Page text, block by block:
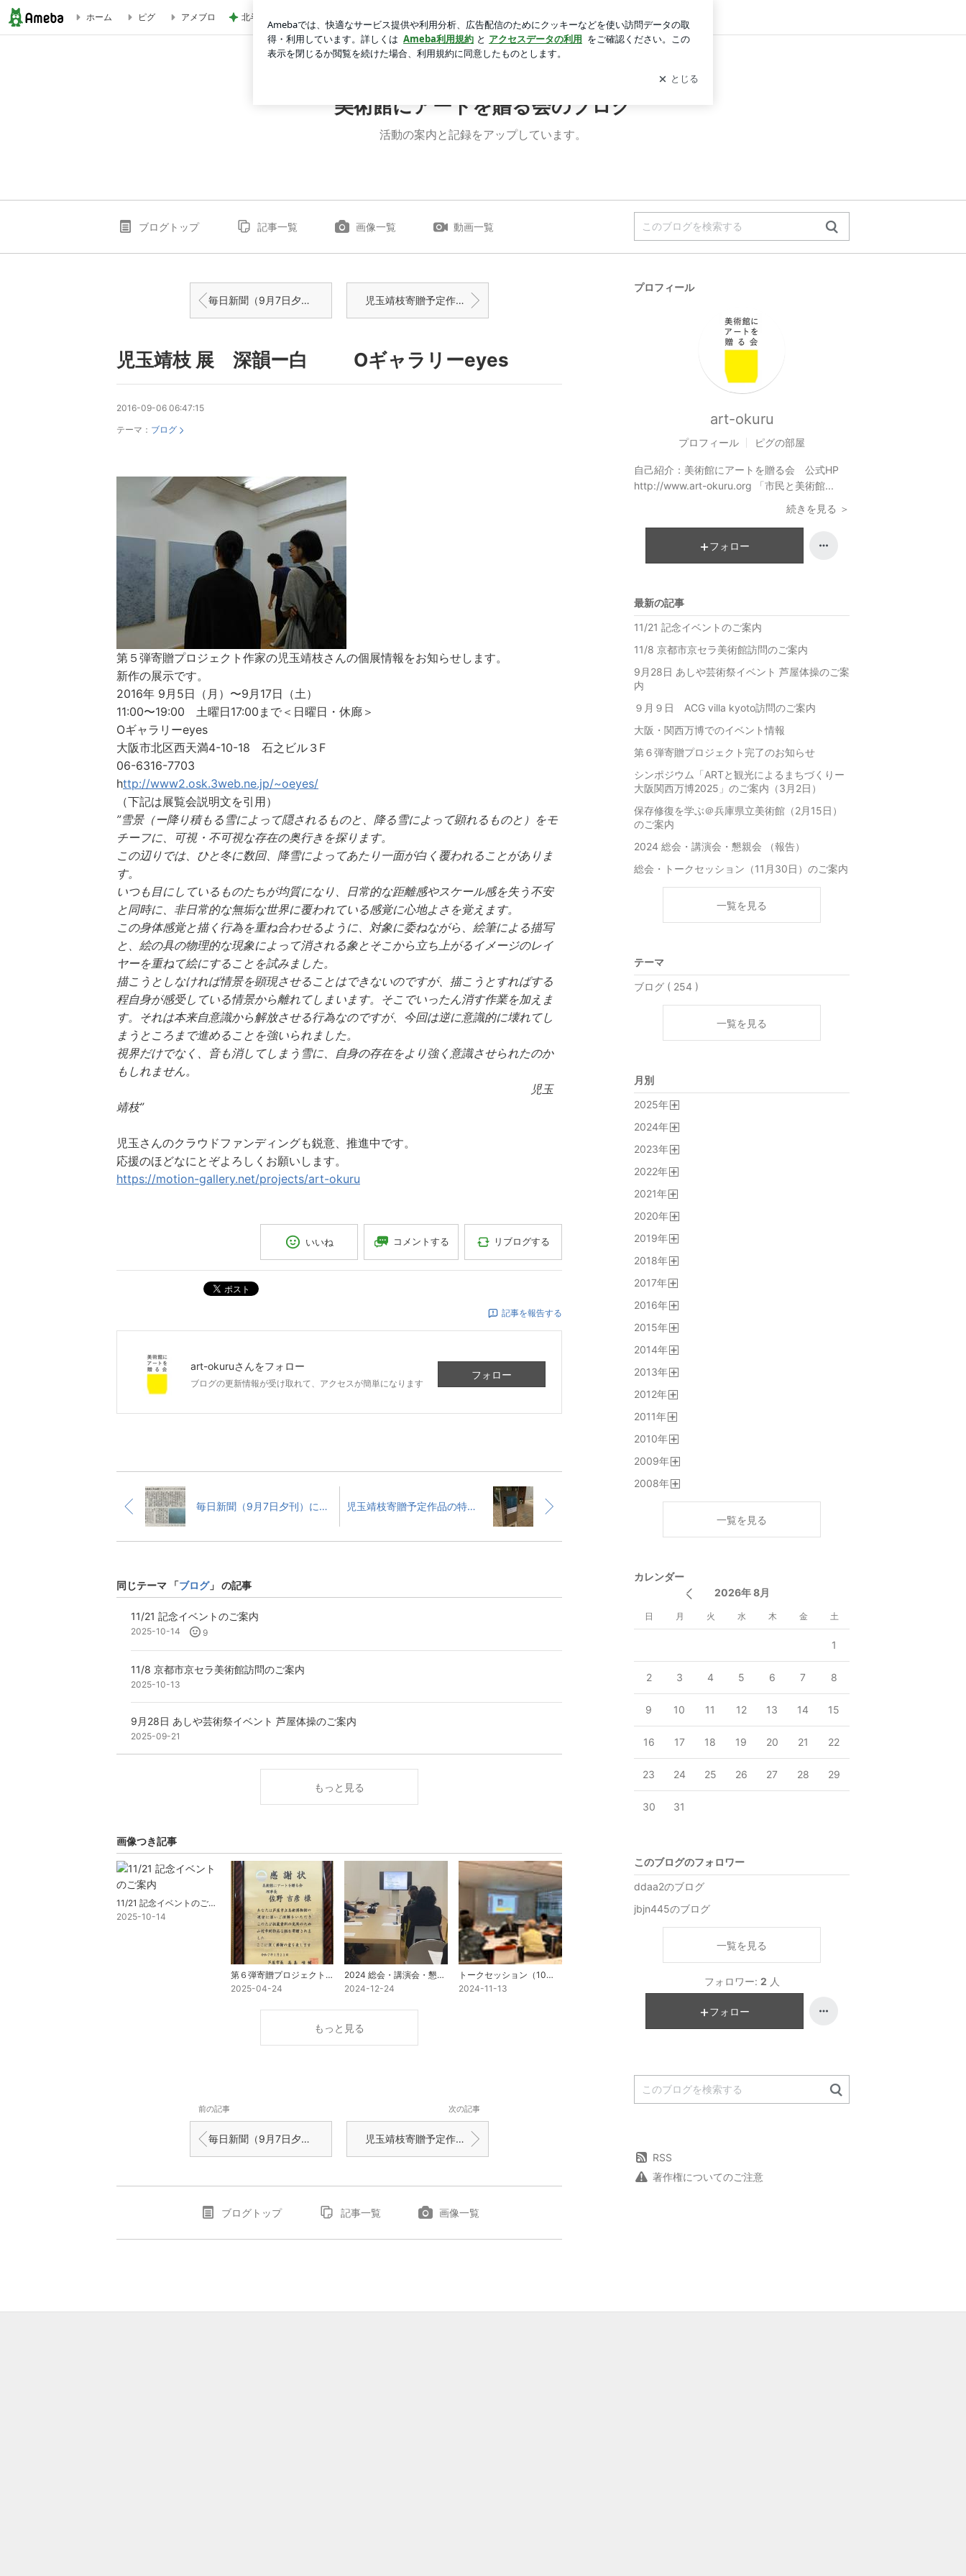
児玉靖枝 展 深韻ー白 Oギャラリーeyes | 美術館にアートを贈る会のブログ
ホーム ピグ アメブロ 北斗 前が見えないほど曇るメガネ ログイン
美術館にアートを贈る会のブログ
活動の案内と記録をアップしています。
ブログトップ 記事一覧 画像一覧 動画一覧
毎日新聞（9月7日夕刊）にクラウドファンディングの記事が掲載されました。 児玉靖枝寄贈予定作品の特別展示
児玉靖枝 展 深韻ー白 Oギャラリーeyes
2016-09-06 06:47:15
テーマ： ブログ
第５弾寄贈プロジェクト作家の児玉靖枝さんの個展情報をお知らせします。
新作の展示です。
2016年 9月5日（月）〜9月17日（土）
11:00〜19:00 土曜日17:00まで＜日曜日・休廊＞
Oギャラリーeyes
大阪市北区西天満4-10-18 石之ビル３F
06-6316-7703
http://www2.osk.3web.ne.jp/~oeyes/
（下記は展覧会説明文を引用）
”雪景（ー降り積もる雪によって隠されるものと、降る雪によって顕れるものと）をモ
チーフに、可視・不可視な存在の奥行きを探ります。
この辺りでは、ひと冬に数回、降雪によってあたり一面が白く覆われることがありま
す。
いつも目にしているものたちが均質になり、日常的な距離感やスケール感を失う不安
と同時に、非日常的な無垢な世界に覆われている感覚に心地よさを覚えます。
この身体感覚と描く行為を重ね合わせるように、対象に委ねながら、絵筆による描写
と、絵の具の物理的な現象によって消される象とそこから立ち上がるイメージのレイ
ヤーを重ねて絵にすることを試みました。
描こうとしなければ情景を顕現させることはできないのですが、描こうとすればする
程自身が感受している情景から離れてしまいます。そこでいったん消す作業を加えま
す。それは本来自意識から解放させる行為なのですが、今回は逆に意識的に壊れてし
まうところまで進めることを強いられました。
視界だけでなく、音も消してしまう雪に、自身の存在をより強く意識させられたのか
もしれません。
児玉
靖枝”
児玉さんのクラウドファンディングも鋭意、推進中です。
応援のほどなにとぞよろしくお願いします。
https://motion-gallery.net/projects/art-okuru
いいね コメントする リブログする
ポスト
記事を報告する
art-okuruさんをフォロー
ブログの更新情報が受け取れて、アクセスが簡単になります
フォロー
毎日新聞（9月7日夕刊）にクラウドファンディングの記事が掲載されました。 児玉靖枝寄贈予定作品の特別展示
同じテーマ 「ブログ」 の記事
11/21 記念イベントのご案内
2025-10-14 9
11/8 京都市京セラ美術館訪問のご案内
2025-10-13
9月28日 あしや芸術祭イベント 芦屋体操のご案内
2025-09-21
もっと見る
画像つき記事
11/21 記念イベントのご案内
2025-10-14
第６弾寄贈プロジェクト完了のお知らせ
2025-04-24
2024 総会・講演会・懇親会 （報告）
2024-12-24
トークセッション（10月19日） 報告 （後半）
2024-11-13
もっと見る
前の記事
毎日新聞（9月7日夕刊）にクラウドファンディングの記事が掲載されました。
次の記事
児玉靖枝寄贈予定作品の特別展示
ブログトップ 記事一覧 画像一覧
プロフィール
art-okuru
プロフィール ピグの部屋
自己紹介： 美術館にアートを贈る会 公式HP
http://www.art-okuru.org 「市民と美術館...
続きを見る ＞
フォロー
最新の記事
11/21 記念イベントのご案内
11/8 京都市京セラ美術館訪問のご案内
9月28日 あしや芸術祭イベント 芦屋体操のご案
内
９月９日 ACG villa kyoto訪問のご案内
大阪・関西万博でのイベント情報
第６弾寄贈プロジェクト完了のお知らせ
シンポジウム「ARTと観光によるまちづくりー
大阪関西万博2025」のご案内（3月2日）
保存修復を学ぶ＠兵庫県立美術館（2月15日）
のご案内
2024 総会・講演会・懇親会 （報告）
総会・トークセッション（11月30日）のご案内
一覧を見る
テーマ
ブログ ( 254 )
一覧を見る
月別
2025年
2024年
2023年
2022年
2021年
2020年
2019年
2018年
2017年
2016年
2015年
2014年
2013年
2012年
2011年
2010年
2009年
2008年
一覧を見る
カレンダー
2026年 8月
日 月 火 水 木 金 土
1
2 3 4 5 6 7 8
9 10 11 12 13 14 15
16 17 18 19 20 21 22
23 24 25 26 27 28 29
30 31
このブログのフォロワー
ddaa2のブログ
jbjn445のブログ
一覧を見る
フォロワー: 2 人
フォロー
RSS
著作権についてのご注意